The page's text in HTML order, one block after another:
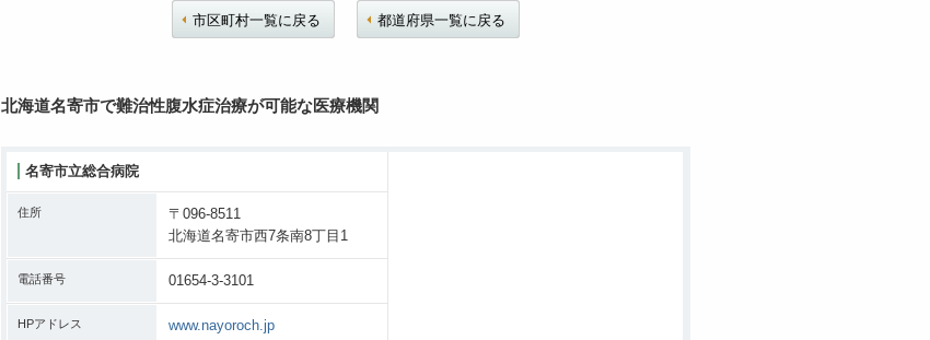
市区町村一覧に戻る 都道府県一覧に戻る
北海道名寄市で難治性腹水症治療が可能な医療機関
名寄市立総合病院
住所
〒096-8511
北海道名寄市西7条南8丁目1
電話番号 01654-3-3101
HPアドレス www.nayoroch.jp